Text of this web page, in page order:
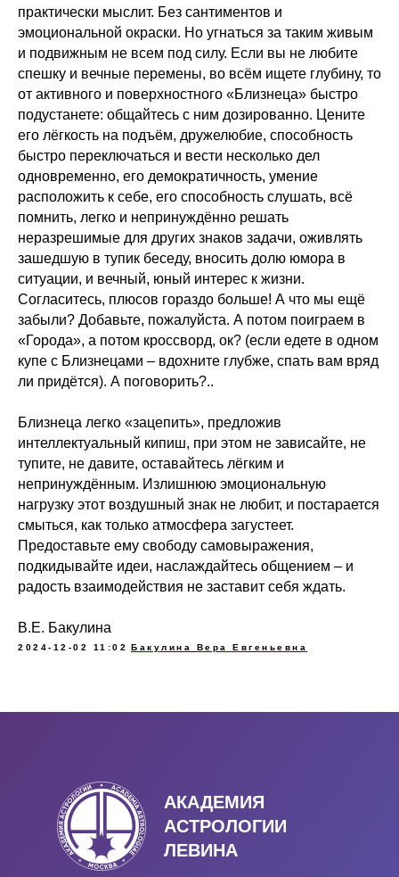
практически мыслит. Без сантиментов и
эмоциональной окраски. Но угнаться за таким живым
и подвижным не всем под силу. Если вы не любите
спешку и вечные перемены, во всём ищете глубину, то
от активного и поверхностного «Близнеца» быстро
подустанете: общайтесь с ним дозированно. Цените
его лёгкость на подъём, дружелюбие, способность
быстро переключаться и вести несколько дел
одновременно, его демократичность, умение
расположить к себе, его способность слушать, всё
помнить, легко и непринуждённо решать
неразрешимые для других знаков задачи, оживлять
зашедшую в тупик беседу, вносить долю юмора в
ситуации, и вечный, юный интерес к жизни.
Согласитесь, плюсов гораздо больше! А что мы ещё
забыли? Добавьте, пожалуйста. А потом поиграем в
«Города», а потом кроссворд, ок? (если едете в одном
купе с Близнецами – вдохните глубже, спать вам вряд
ли придётся). А поговорить?..
Близнеца легко «зацепить», предложив
интеллектуальный кипиш, при этом не зависайте, не
тупите, не давите, оставайтесь лёгким и
непринуждённым. Излишнюю эмоциональную
нагрузку этот воздушный знак не любит, и постарается
смыться, как только атмосфера загустеет.
Предоставьте ему свободу самовыражения,
подкидывайте идеи, наслаждайтесь общением – и
радость взаимодействия не заставит себя ждать.
В.Е. Бакулина
2024-12-02 11:02 Бакулина Вера Евгеньевна
АКАДЕМИЯ
АСТРОЛОГИИ
ЛЕВИНА